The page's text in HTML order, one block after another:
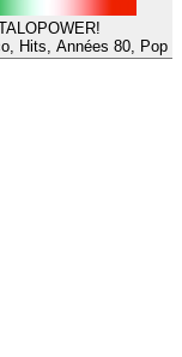
Hits, Années 80, Pop